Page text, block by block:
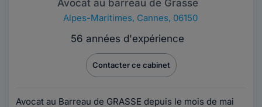
Avocat au barreau de Grasse
Alpes-Maritimes, Cannes, 06150
56 années d'expérience
Contacter ce cabinet
Avocat au Barreau de GRASSE depuis le mois de mai